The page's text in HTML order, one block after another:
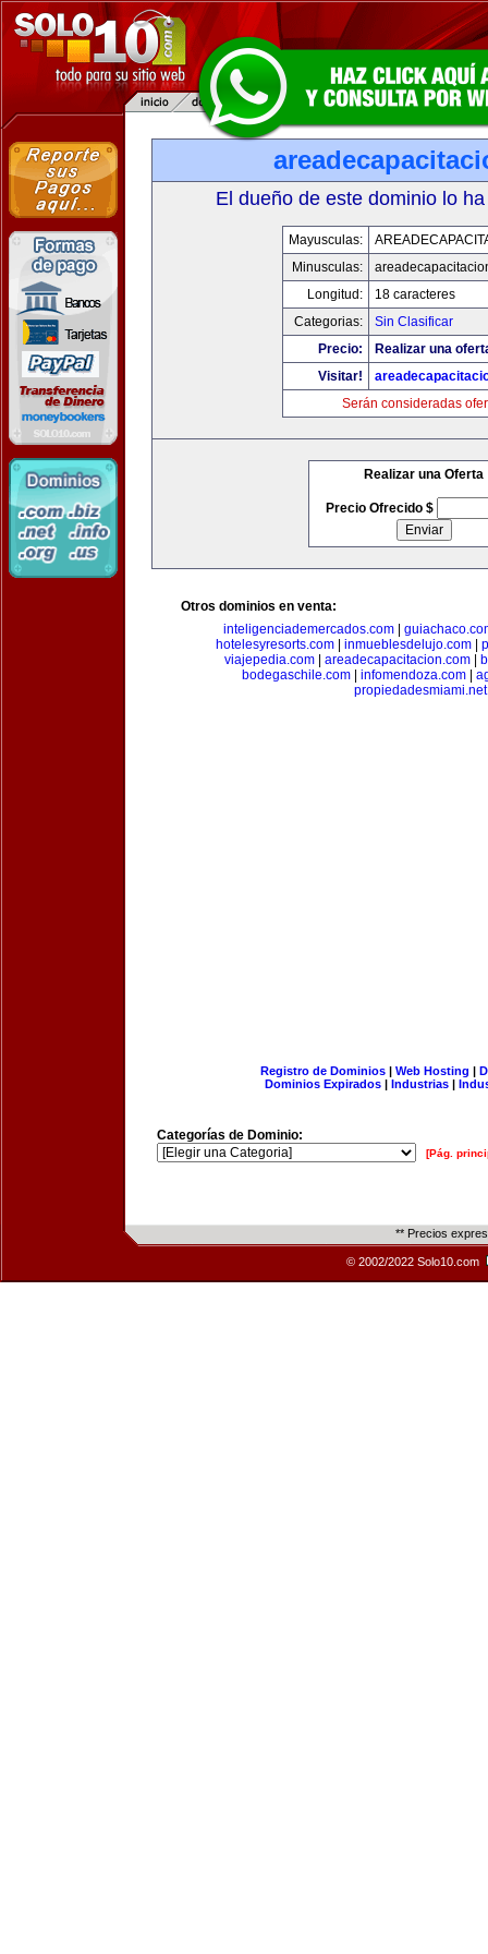
El dueño de este dominio lo
Mayusculas:
Minusculas:
Longitud:
18 caracteres
Categorias:
Sin Clasificar
Precio:
Realizar una
Visitar!
Serán consideradas
Realizar una Oferta
Precio Ofrecido $
Otros dominios en venta:
inteligenciademercados.com
hotelesyresorts.com
inmueblesdelujo.com
viajepedia.com| areadecapacitacion.com|
bodegaschile.com| infomendoza.com|
propiedadesmiami.net
Registro de Dominios| Web Hosting |
Dominios Expirados | Industrias |
Categorías de Dominio:
[Pág.
** Precios
© 2002/2022 Solo10.com